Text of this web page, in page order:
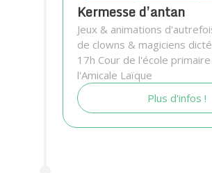
Kermesse d’antan
Jeux & animations
de clowns & magiciens
17h Cour de l'école
l'Amicale Laïque
Plus d'infos !